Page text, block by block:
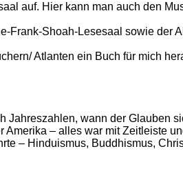
auf. Hier kann man auch den
Frank-Shoah-Lesesaal sowie der
Atlanten ein Buch für mich
wann der Glauben
– alles war mit Zeitleiste
– Hinduismus, Buddhismus,